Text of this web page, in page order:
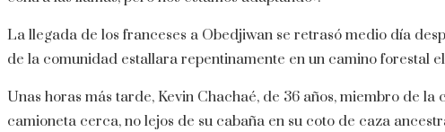
La llegada de los franceses a Obedjiwan se retrasó medio día
de la comunidad estallara repentinamente en un camino forestal
Unas horas más tarde, Kevin Chachaé, de 36 años, miembro de
camioneta cerca, no lejos de su cabaña en su coto de caza